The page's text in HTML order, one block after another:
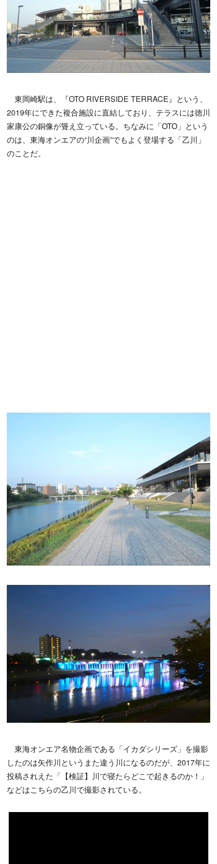
東岡崎駅は、『OTO RIVERSIDE TERRACE』という、
2019年にできた複合施設に直結しており、テラスには徳川
家康公の銅像が聳え立っている。ちなみに「OTO」という
のは、東海オンエアの“川企画”でもよく登場する「乙川」
のことだ。
東海オンエア名物企画である「イカダシリーズ」を撮影
したのは矢作川というまた違う川になるのだが、2017年に
投稿されえた「【検証】川で寝たらどこで起きるのか！」
などはこちらの乙川で撮影されている。